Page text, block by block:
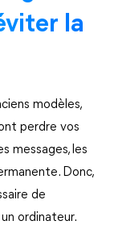
la
modèles,
perdre vos
messages, les
Donc,
de
ordinateur.